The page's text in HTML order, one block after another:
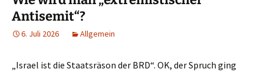
Antisemit“?
6. Juli 2026 Allgemein
„Israel ist die Staatsräson der BRD“. OK, der Spruch ging